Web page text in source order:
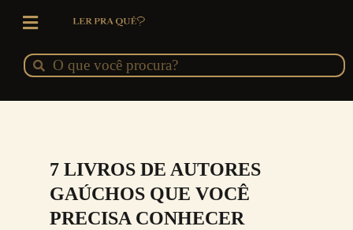
conteúdo
Pesquisar
Pesquisar
7 LIVROS DE AUTORES
GAÚCHOS QUE VOCÊ
PRECISA CONHECER